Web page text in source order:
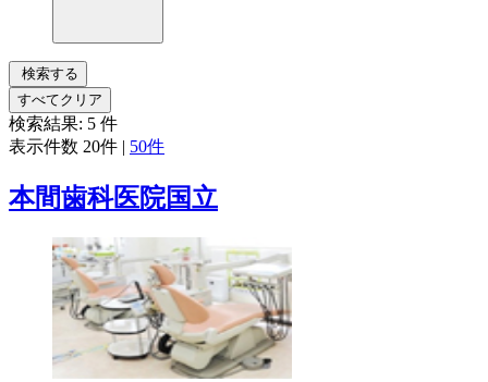
検索する
すべてクリア
検索結果: 5 件
表示件数 20件 | 50件
本間歯科医院国立